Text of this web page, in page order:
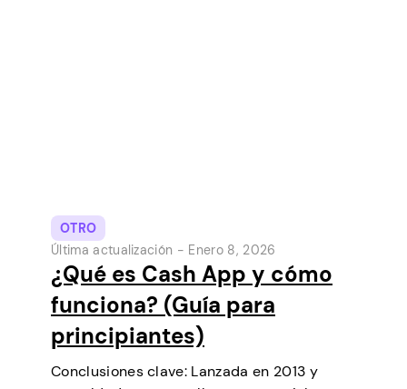
OTRO
Última actualización - Enero 8, 2026
¿Qué es Cash App y cómo
funciona? (Guía para
principiantes)
Conclusiones clave: Lanzada en 2013 y